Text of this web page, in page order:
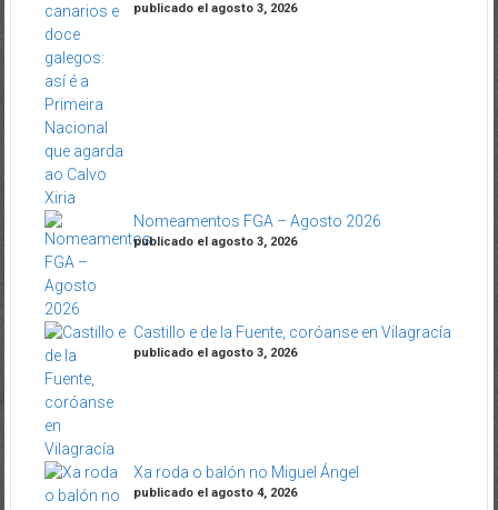
publicado el agosto 3, 2026
Nomeamentos FGA – Agosto 2026
publicado el agosto 3, 2026
Castillo e de la Fuente, coróanse en Vilagracía
publicado el agosto 3, 2026
Xa roda o balón no Miguel Ángel
publicado el agosto 4, 2026